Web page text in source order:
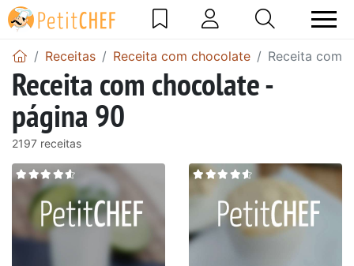
Receitas Receita com chocolate Receita com
Receita com chocolate -
página 90
2197 receitas